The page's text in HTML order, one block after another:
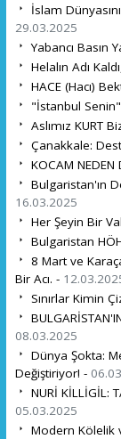
İslam
29.03.2025
Yabancı Basın
Helalın Adı
HACE (Hacı)
"İstanbul
Aslımız KURT
Çanakkale:
KOCAM NEDEN
Bulgaristan'ın
16.03.2025
Her Şeyin Bir
Bulgaristan
8 Mart ve
Bir Acı. -
Sınırlar Kimin
08.03.2025
Dünya Şokta:
Değiştiriyor! -
NURİ KİLLİGİL:
05.03.2025
Modern Kölelik